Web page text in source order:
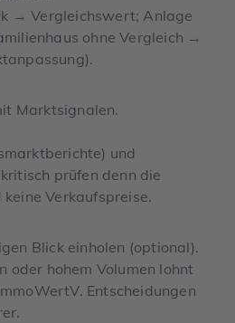
→ Vergleichswert; Anlage
ohne Vergleich →
Marktsignalen.
und
prüfen denn die
Verkaufspreise.
Blick einholen (optional).
oder hohem Volumen lohnt
Entscheidungen